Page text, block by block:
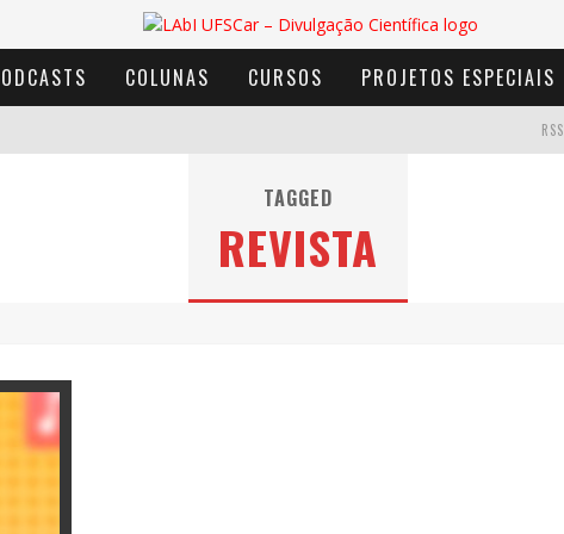
COLUNAS CURSOS PROJETOS ESPECIAIS
AVENTURA COM OS MOINHOS DE VENTO
RSS
TAGGED
REVISTA